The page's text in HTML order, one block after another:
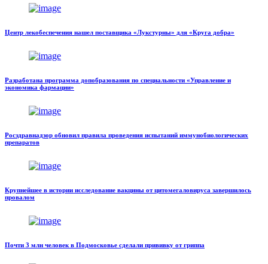
Центр лекобеспечения нашел поставщика «Лукстурны» для «Круга добра»
Разработана программа допобразования по специальности «Управление и
экономика фармации»
Росздравнадзор обновил правила проведения испытаний иммунобиологических
препаратов
Крупнейшее в истории исследование вакцины от цитомегаловируса завершилось
провалом
Почти 3 млн человек в Подмосковье сделали прививку от гриппа